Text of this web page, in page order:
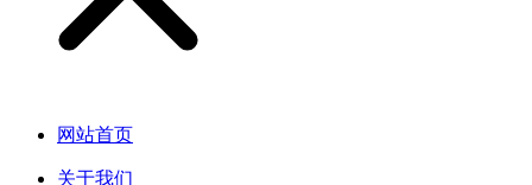
网站首页
关于我们